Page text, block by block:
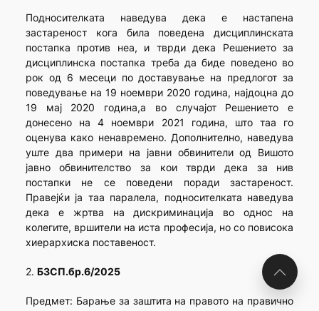
Подносителката наведува дека е настапена
застареност кога била поведена дисциплинската
постапка против неа, и тврди дека Решението за
дисциплинска постапка треба да биде поведено во
рок од 6 месеци по доставување на предлогот за
поведување на 19 ноември 2020 година, најдоцна до
19 мај 2020 година,а во случајот Решението е
донесено на 4 ноември 2021 година, што таа го
оценува како ненавремено. Дополнително, наведува
уште два примери на јавни обвинители од Вишото
јавно обвинителство за кои тврди дека за нив
постапки не се поведени поради застареност.
Правејќи ја таа паралела, подносителката наведува
дека е жртва на дискриминација во однос на
колегите, вршители на иста професија, но со повисока
хиерархиска поставеност.
2. БЗСП.бр.6/2025
Предмет: Барање за заштита на правото на правично